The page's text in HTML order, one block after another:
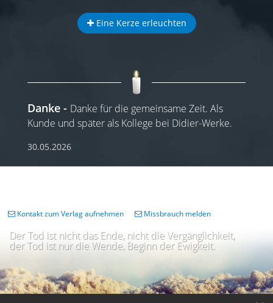
Eine Kerze erleuchten
Danke
Danke für die gemeinsame Zeit. Als
Kunde und später als Kollege bei Didier-Werke.
30.05.2026
Der Tod ist nicht das Ende, nicht die Vergänglichkeit,
der Tod ist nur die Wende, Beginn der Ewigkeit.
Kontakt zum Verlag aufnehmen Missbrauch melden